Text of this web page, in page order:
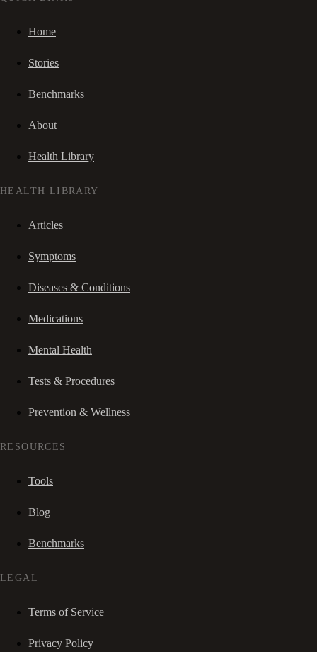
Home
Stories
Benchmarks
About
Health Library
HEALTH LIBRARY
Articles
Symptoms
Diseases & Conditions
Medications
Mental Health
Tests & Procedures
Prevention & Wellness
RESOURCES
Tools
Blog
Benchmarks
LEGAL
Terms of Service
Privacy Policy